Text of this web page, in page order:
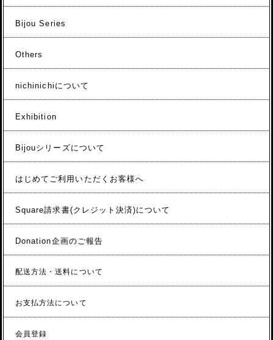
Bijou Series
Others
nichinichiについて
Exhibition
Bijouシリーズについて
はじめてご利用いただくお客様へ
Square請求書(クレジット決済)について
Donation企画のご報告
配送方法・送料について
お支払方法について
会員登録